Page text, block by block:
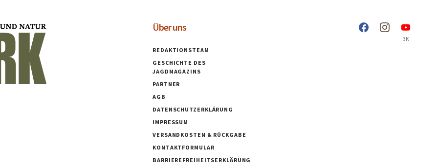
Über uns
REDAKTIONSTEAM
GESCHICHTE DES
JAGDMAGAZINS
PARTNER
AGB
DATENSCHUTZERKLÄRUNG
IMPRESSUM
VERSANDKOSTEN & RÜCKGABE
KONTAKTFORMULAR
BARRIEREFREIHEITSERKLÄRUNG
3K